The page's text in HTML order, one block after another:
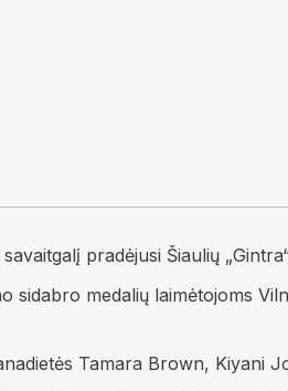
pradėjusi Šiaulių
sidabro medalių laimėtojoms
Tamara Brown, Kiyani